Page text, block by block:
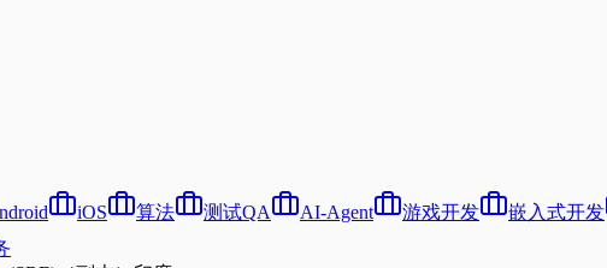
iOS 算法 测试QA AI-Agent 游戏开发 嵌入式开发